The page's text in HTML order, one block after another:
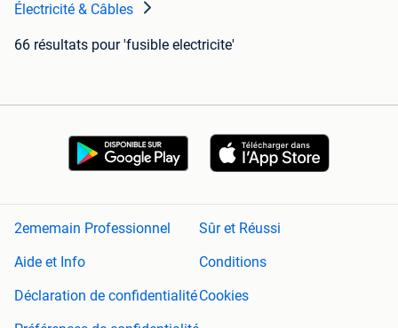
Électricité & Câbles
66 résultats pour 'fusible electricite'
2ememain Professionnel
Sûr et Réussi
Aide et Info
Conditions
Déclaration de confidentialitéCookies